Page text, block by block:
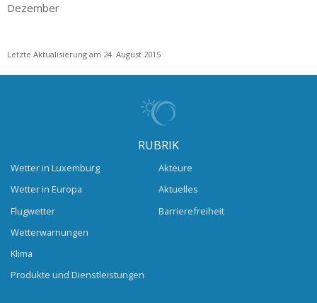
Dezember
Letzte Aktualisierung am 24. August 2015
RUBRIK
Wetter in Luxemburg
Wetter in Europa
Flugwetter
Wetterwarnungen
Klima
Produkte und Dienstleistungen
Akteure
Aktuelles
Barrierefreiheit